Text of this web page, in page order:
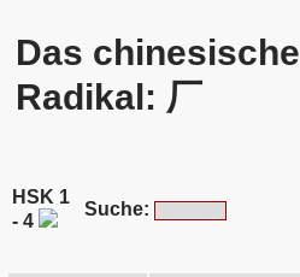
Das chinesische
Radikal: 厂
HSK 1
- 4
Suche: